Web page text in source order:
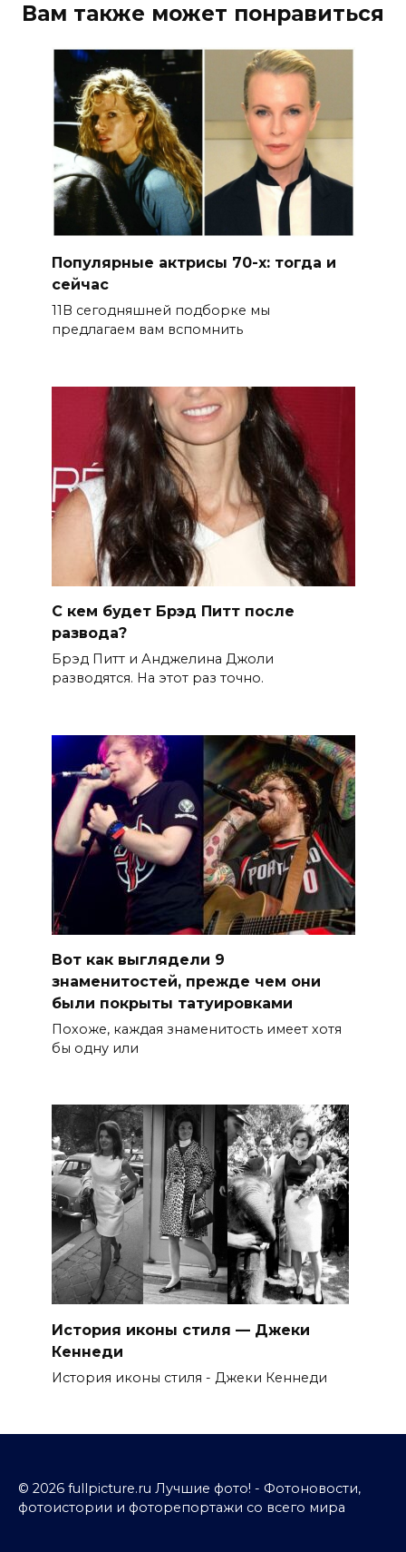
Вам также может понравиться
Популярные актрисы 70-х: тогда и
сейчас
11В сегодняшней подборке мы
предлагаем вам вспомнить
С кем будет Брэд Питт после
развода?
Брэд Питт и Анджелина Джоли
разводятся. На этот раз точно.
Вот как выглядели 9
знаменитостей, прежде чем они
были покрыты татуировками
Похоже, каждая знаменитость имеет хотя
бы одну или
История иконы стиля — Джеки
Кеннеди
История иконы стиля - Джеки Кеннеди
© 2026 fullpicture.ru Лучшие фото! - Фотоновости,
фотоистории и фоторепортажи со всего мира